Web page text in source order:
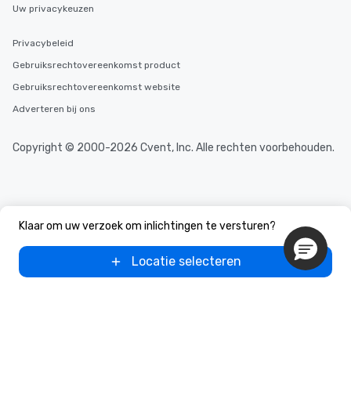
Klaar om uw verzoek om inlichtingen te versturen?
Locatie selecteren
Uw privacykeuzen
Privacybeleid
Gebruiksrechtovereenkomst product
Gebruiksrechtovereenkomst website
Adverteren bij ons
Copyright © 2000-2026 Cvent, Inc. Alle rechten voorbehouden.